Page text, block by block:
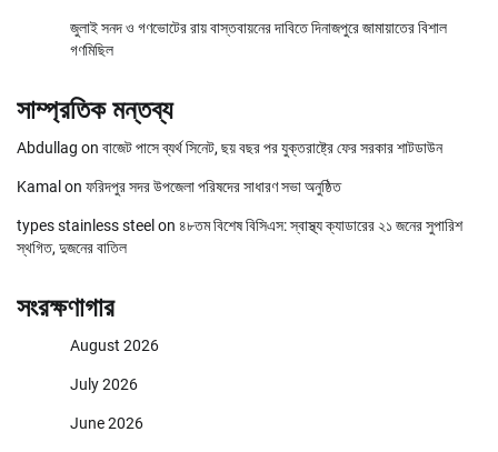
জুলাই সনদ ও গণভোটের রায় বাস্তবায়নের দাবিতে দিনাজপুরে জামায়াতের বিশাল
গণমিছিল
সাম্প্রতিক মন্তব্য
Abdullag on বাজেট পাসে ব্যর্থ সিনেট, ছয় বছর পর যুক্তরাষ্ট্রে ফের সরকার শাটডাউন
Kamal on ফরিদপুর সদর উপজেলা পরিষদের সাধারণ সভা অনুষ্ঠিত
types stainless steel on ৪৮তম বিশেষ বিসিএস: স্বাস্থ্য ক্যাডারের ২১ জনের সুপারিশ
স্থগিত, দুজনের বাতিল
সংরক্ষণাগার
August 2026
July 2026
June 2026